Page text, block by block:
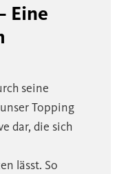
Eine
seine
Topping
dar, die sich
lässt. So